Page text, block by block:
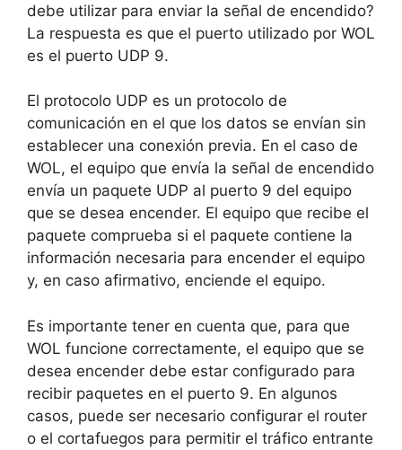
debe utilizar para enviar la señal de encendido?
La respuesta es que el puerto utilizado por WOL
es el puerto UDP 9.
El protocolo UDP es un protocolo de
comunicación en el que los datos se envían sin
establecer una conexión previa. En el caso de
WOL, el equipo que envía la señal de encendido
envía un paquete UDP al puerto 9 del equipo
que se desea encender. El equipo que recibe el
paquete comprueba si el paquete contiene la
información necesaria para encender el equipo
y, en caso afirmativo, enciende el equipo.
Es importante tener en cuenta que, para que
WOL funcione correctamente, el equipo que se
desea encender debe estar configurado para
recibir paquetes en el puerto 9. En algunos
casos, puede ser necesario configurar el router
o el cortafuegos para permitir el tráfico entrante